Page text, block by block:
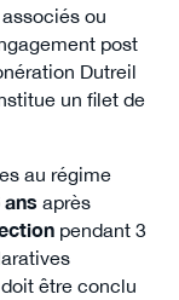
ou
post
Dutreil
un filet de
au régime
ans après
pendant 3
être conclu